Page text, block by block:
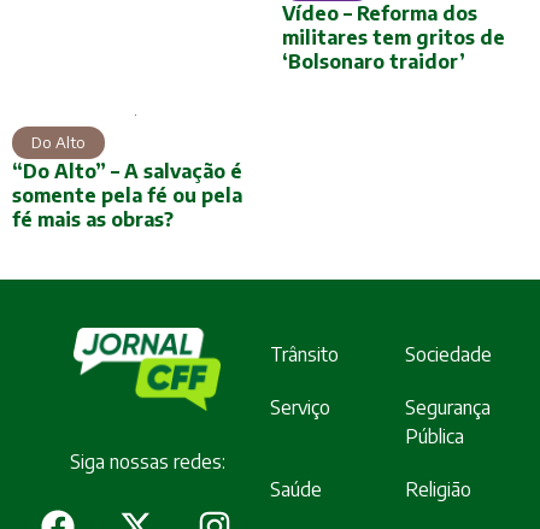
Vídeo – Reforma dos
militares tem gritos de
‘Bolsonaro traidor’
Do Alto
“Do Alto” – A salvação é
somente pela fé ou pela
fé mais as obras?
Siga nossas redes:
Trânsito Sociedade
Serviço
Segurança
Pública
Saúde Religião